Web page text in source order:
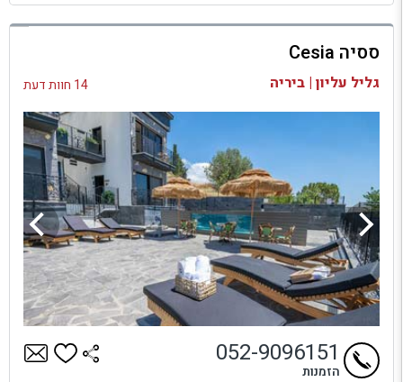
למתחם זה
בדיקת זמינות ומחירים
ססיה Cesia
גליל עליון | ביריה 14 חוות דעת
052-9096151
הזמנות